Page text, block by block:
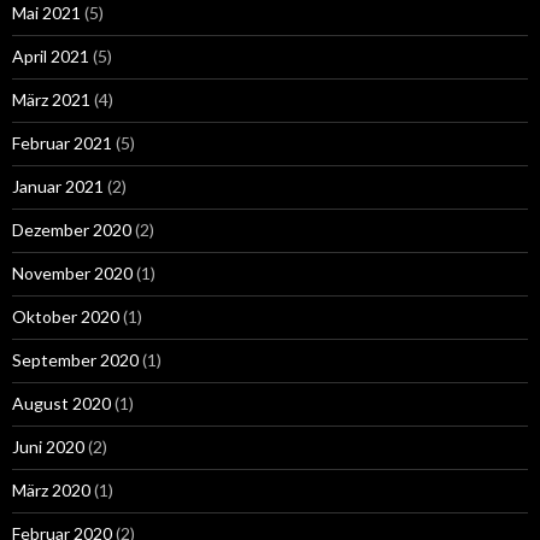
Mai 2021 (5)
April 2021 (5)
März 2021 (4)
Februar 2021 (5)
Januar 2021 (2)
Dezember 2020(2)
November 2020(1)
Oktober 2020(1)
September 2020(1)
August 2020(1)
Juni 2020(2)
März 2020(1)
Februar 2020(2)